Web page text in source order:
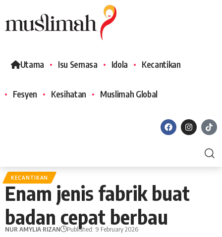
Utama Isu Semasa Idola Kecantikan
Fesyen Kesihatan Muslimah Global
KECANTIKAN
Enam jenis fabrik buat
badan cepat berbau
NUR AMYLIA RIZAN Published: 9 February 2026